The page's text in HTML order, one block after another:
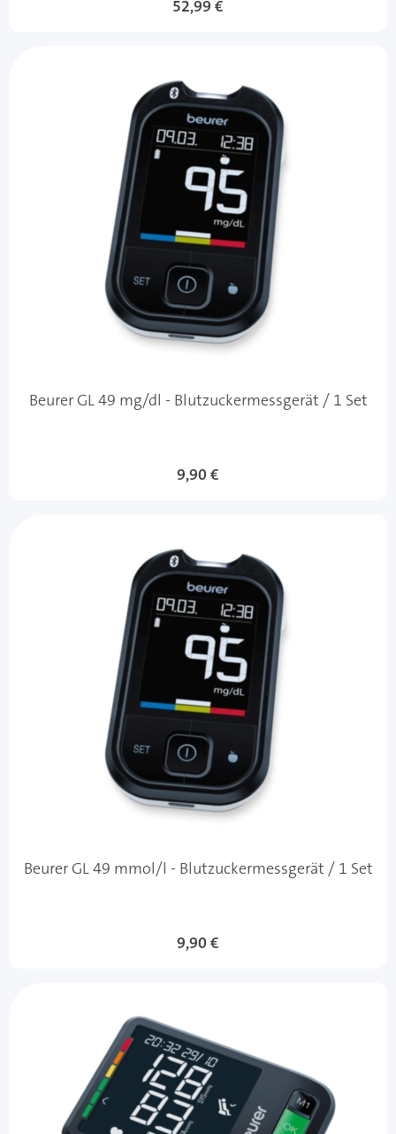
52,99 €
Beurer GL 49 mg/dl - Blutzuckermessgerät / 1 Set
9,90 €
Beurer GL 49 mmol/l - Blutzuckermessgerät / 1 Set
9,90 €